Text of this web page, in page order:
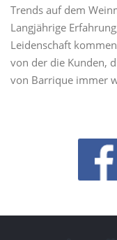
Trends auf dem
Langjährige
Leidenschaft
von der die Kunden,
von Barrique immer